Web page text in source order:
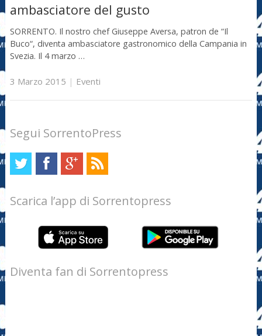
ambasciatore del gusto
SORRENTO. Il nostro chef Giuseppe Aversa, patron de “Il
Buco“, diventa ambasciatore gastronomico della Campania in
Svezia. Il 4 marzo …
3 Marzo 2015 | Eventi
Segui SorrentoPress
Scarica l’app di Sorrentopress
Diventa fan di Sorrentopress